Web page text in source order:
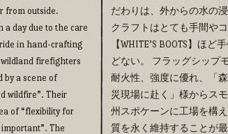
from outside.
day due to the care
in hand-crafting
wildland firefighters
by a scene of
wildfire”. Their
of “flexibility for
The
だわりは、外からの水の
クラフトはとても手間や
【WHITE’S BOOTS】ほ
どない。 フラッグシップ
耐火性、強度に優れ、「
災現場に赴く」様からス
州スポケーンに工場を構
質を永く維持することが